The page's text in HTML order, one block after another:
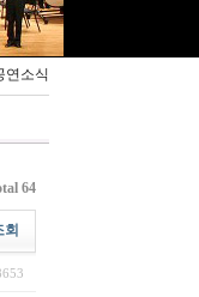
연소식
64
회